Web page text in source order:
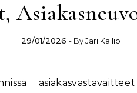
29/01/2026 - ByJari Kallio